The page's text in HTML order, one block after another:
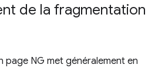
de la fragmentation
page NG met généralement en